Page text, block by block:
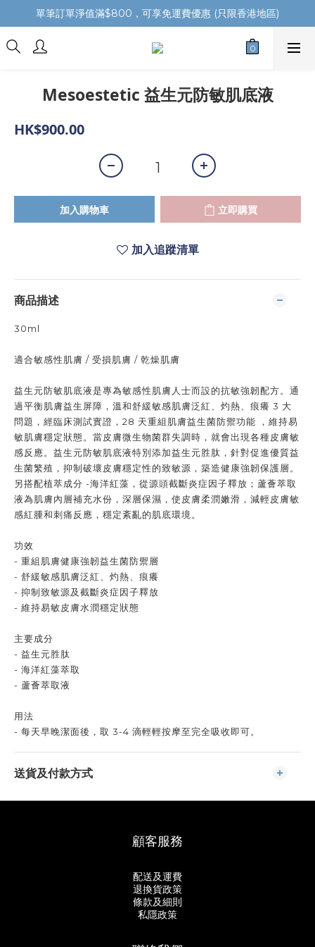
單筆訂單淨值滿$800，可享免運費優惠 (只限香港地區)
Mesoestetic 益生元防敏肌底液
HK$900.00
加入購物車 立即購買
加入追蹤清單
商品描述
30ml
適合敏感性肌膚 / 受損肌膚 / 乾燥肌膚
益生元防敏肌底液是專為敏感性肌膚人士而設的抗敏強韌配方。通
過平衡肌膚益生屏障，溫和舒緩敏感肌膚泛紅、灼熱、痕癢 3 大
問題，經臨床測試實證，28 天重組肌膚益生菌防禦功能 ，維持易
敏肌膚穩定狀態。當皮膚微生物菌群失調時，就會出現各種皮膚敏
感反應。益生元防敏肌底液特別添加益生元胜肽，針對促進優質益
生菌繁殖，抑制破壞皮膚穩定性的致敏源，築造健康強韌保護層。
另搭配植萃成分 -海洋紅藻，從源頭截斷炎症因子釋放；蘆薈萃取
液為肌膚內層補充水份，深層保濕，使皮膚柔潤嫩滑，減輕皮膚敏
感紅腫和刺痛反應，穩定紊亂的肌底環境。
功效
- 重組肌膚健康強韌益生菌防禦層
- 舒緩敏感肌膚泛紅、灼熱、痕癢
- 抑制致敏源及截斷炎症因子釋放
- 維持易敏皮膚水潤穩定狀態
主要成分
- 益生元胜肽
- 海洋紅藻萃取
- 蘆薈萃取液
用法
- 每天早晚潔面後，取 3-4 滴輕輕按摩至完全吸收即可。
送貨及付款方式
顧客服務
配送及運費
退換貨政策
條款及細則
私隱政策